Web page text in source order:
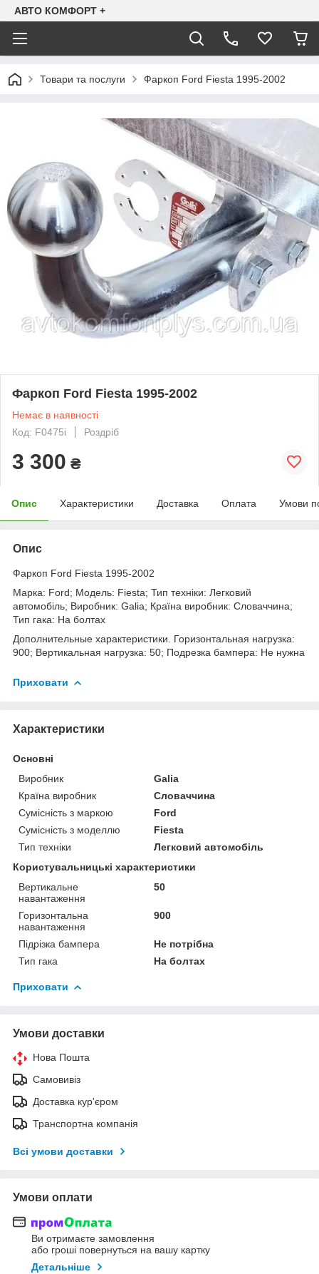
АВТО КОМФОРТ +
Товари та послуги Фаркоп Ford Fiesta 1995-2002
Фаркоп Ford Fiesta 1995-2002
Немає в наявності
Код: F0475i
Роздріб
3 300 ₴
Опис Характеристики Доставка Оплата Умови
Опис
Фаркоп Ford Fiesta 1995-2002
Марка: Ford; Модель: Fiesta; Тип техніки: Легковий
автомобіль; Виробник: Galia; Країна виробник: Словаччина;
Тип гака: На болтах
Дополнительные характеристики. Горизонтальная нагрузка:
900; Вертикальная нагрузка: 50; Подрезка бампера: Не нужна
Приховати
Характеристики
Основні
Виробник
Galia
Країна виробник
Словаччина
Сумісність з маркою
Ford
Сумісність з моделлю
Fiesta
Тип техніки
Легковий автомобіль
Користувальницькі характеристики
Вертикальне
навантаження
50
Горизонтальна
навантаження
900
Підрізка бампера
Не потрібна
Тип гака
На болтах
Приховати
Умови доставки
Нова Пошта
Самовивіз
Доставка кур'єром
Транспортна компанія
Всі умови доставки
Умови оплати
Ви отримаєте замовлення
або гроші повернуться на вашу картку
Детальніше